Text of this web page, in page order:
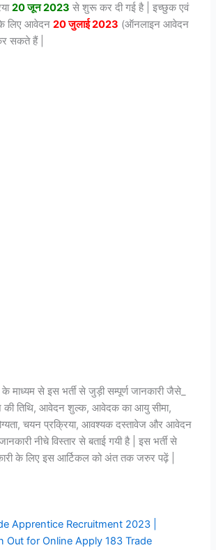
20 जून 2023 से शुरू कर दी गई है | इच्छुक एवं
के लिए आवेदन20 जुलाई 2023 (ऑनलाइन आवेदन
सकते हैं |
माध्यम से इस भर्ती से जुड़ी सम्पूर्ण जानकारी जैसे_
की तिथि, आवेदन शुल्क, आवेदक का आयु सीमा,
चयन प्रक्रिया, आवश्यक दस्तावेज और आवेदन
नीचे विस्तार से बताई गयी है | इस भर्ती से
के लिए इस आर्टिकल को अंत तक जरुर पढ़ें |
Apprentice Recruitment 2023 |
Out for Online Apply 183 Trade